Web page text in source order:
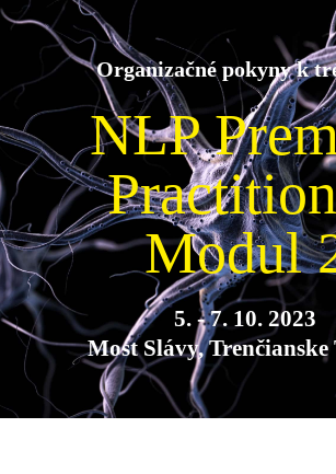
Organizačné pokyny k
NLP
Modul
5. - 7. 10. 2023
Most Slávy, Trenčianske